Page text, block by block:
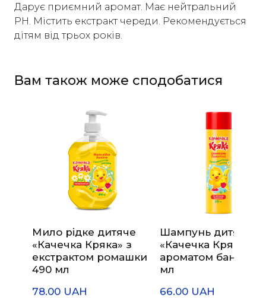
Дарує приємний аромат. Має нейтральний
PH. Містить екстракт череди. Рекомендується
дітям від трьох років.
Вам також може сподобатися
Мило рідке дитяче
«Качечка Кряка» з
екстрактом ромашки
490 мл
78.00 UAH
Шампунь дитячий
«Качечка Кряка» з
ароматом банана
мл
66.00 UAH